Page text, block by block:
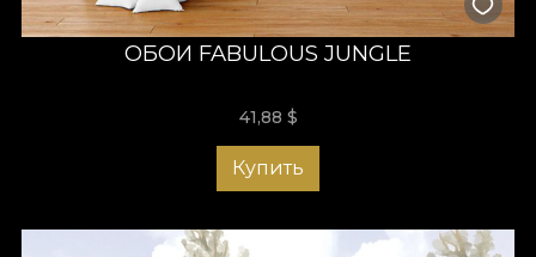
ОБОИ FABULOUS JUNGLE
41,88 $
Купить